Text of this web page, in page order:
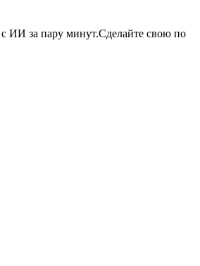
с ИИ за пару минут.Сделайте свою по